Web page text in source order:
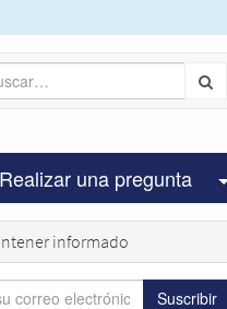
Realizar una pregunta
informado
Suscribir